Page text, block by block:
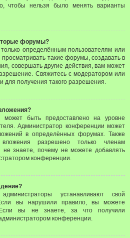
чтобы нельзя было менять варианты
форумы?
определённым пользователям или
такие форумы, создавать в
совершать другие действия, вам может
Свяжитесь с модератором или
для получения такого разрешения.
может быть предоставлено на уровне
Администратор конференции может
в определённых форумах. Также
разрешено только членам
знаете, почему не можете добавлять
конференции.
устанавливают свой
вы нарушили правило, вы можете
Если вы не знаете, за что получили
конференции.